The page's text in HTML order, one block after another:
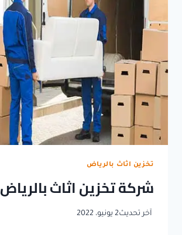
تخزين اثاث بالرياض
شركة تخزين اثاث بالرياض
آخر تحديث2 يونيو، 2022